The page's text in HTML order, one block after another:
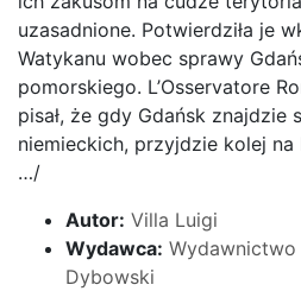
uzasadnione. Potwierdziła je
Watykanu wobec sprawy
pomorskiego. L’Osservatore
pisał, że gdy Gdańsk znajdzie
niemieckich, przyjdzie kolej na
…/
Autor: Villa Luigi
Wydawca: Wydawnictwo
Dybowski